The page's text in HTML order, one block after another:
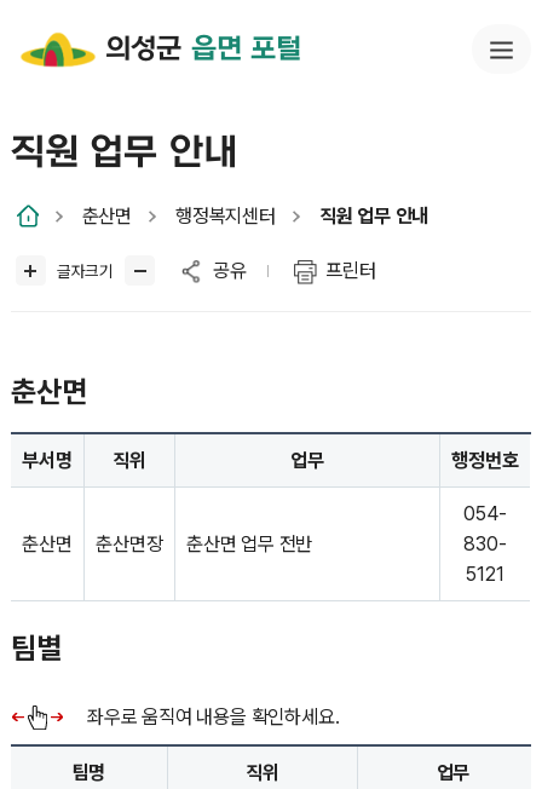
의성군 읍면 포털
직원 업무 안내
춘산면 행정복지센터 직원 업무 안내
글자크기 공유 프린터
춘산면
부서명 직위 업무 행정번호
춘산면 춘산면장 춘산면 업무 전반
054-
830-
5121
팀별
좌우로 움직여 내용을 확인하세요.
팀명 직위 업무